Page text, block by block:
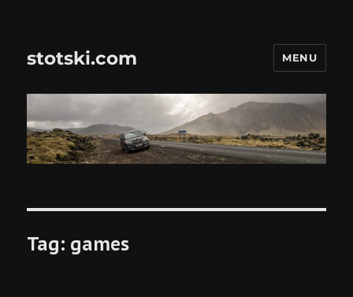
stotski.com MENU
Tag: games